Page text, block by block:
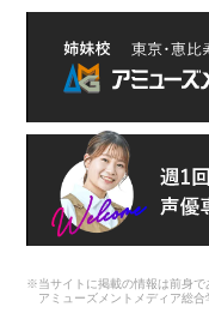
※当サイトに掲載の情報は前身で
アミューズメントメディア総合